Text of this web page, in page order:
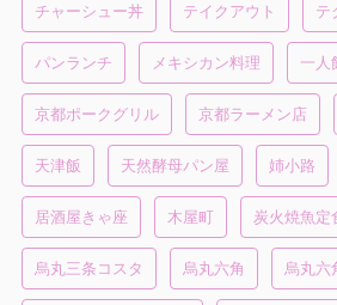
チャーシュー丼 テイクアウト テ
パンランチ メキシカン料理 一人
京都ポークグリル 京都ラーメン店
天津飯 天然酵母パン屋 姉小路
居酒屋きゃ座 木屋町 炭火焼魚定
烏丸三条コスタ 烏丸六角 烏丸六